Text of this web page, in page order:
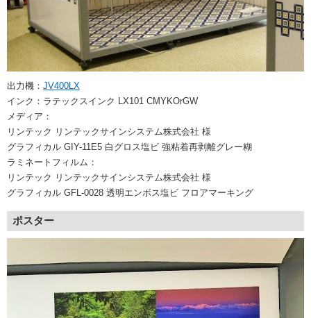
出力機： JV400LX
インク：ラテックスインク LX101 CMYKOrGW
メディア：
リンテック リンテックサインシステム株式会社 様
グラフィカル GIY-11E5 白グロス塩ビ 強粘着再剥離グレー糊
ラミネートフィルム：
リンテック リンテックサインシステム株式会社 様
グラフィカル GFL-0028 透明エンボス塩ビ フロアマーキング
ポスター